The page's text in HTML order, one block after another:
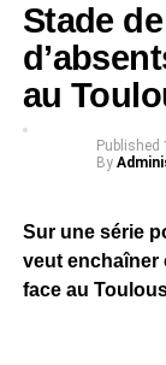
Stade
au
Published
By
Sur une série
veut enchaîner
face au